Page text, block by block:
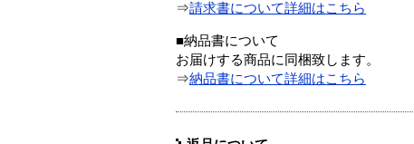
⇒請求書について詳細はこちら
■納品書について
お届けする商品に同梱致します。
⇒納品書について詳細はこちら